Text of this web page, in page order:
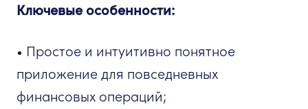
Ключевые особенности:
• Простое и интуитивно понятное
приложение для повседневных
финансовых операций;